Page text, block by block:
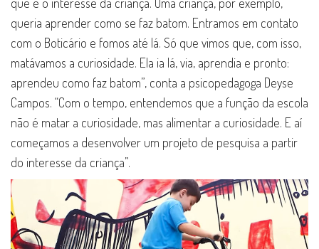
queria aprender como se faz batom. Entramos em contato
com o Boticário e fomos até lá. Só que vimos que, com isso,
matávamos a curiosidade. Ela ia lá, via, aprendia e pronto:
aprendeu como faz batom”, conta a psicopedagoga Deyse
Campos. “Com o tempo, entendemos que a função da escola
não é matar a curiosidade, mas alimentar a curiosidade. E aí
começamos a desenvolver um projeto de pesquisa a partir
do interesse da criança”.